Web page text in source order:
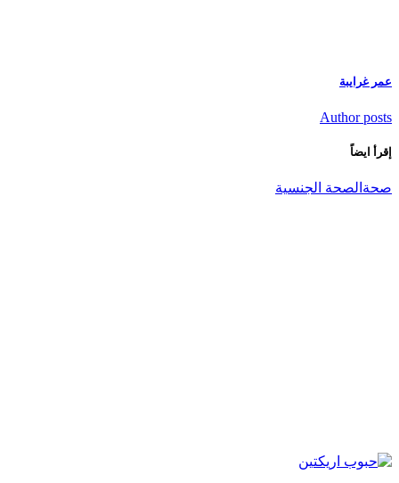
عمر غرايبة
Author posts
إقرأ ايضاً
صحة الصحة الجنسية